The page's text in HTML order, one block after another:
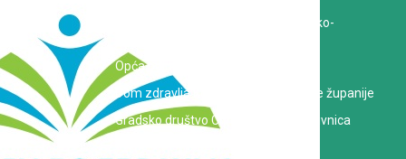
Zavod za javno zdravstvo Koprivničko-
Opća bolnica dr. Tomislav Bardek
Dom zdravlja Koprivničko-križevačke županije
Gradsko društvo Crvenog križa Koprivnica